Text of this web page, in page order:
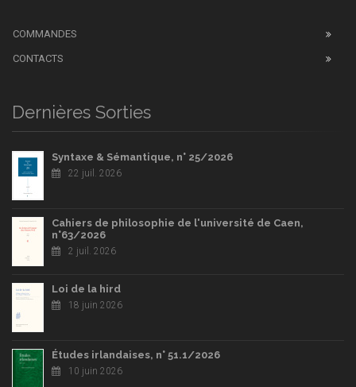
COMMANDES
CONTACTS
Dernières Sorties
Syntaxe & Sémantique, n° 25/2026
22 juil. 2026
Cahiers de philosophie de l'université de Caen,
n°63/2026
2 juil. 2026
Loi de la hird
18 juin 2026
Études irlandaises, n° 51.1/2026
10 juin 2026